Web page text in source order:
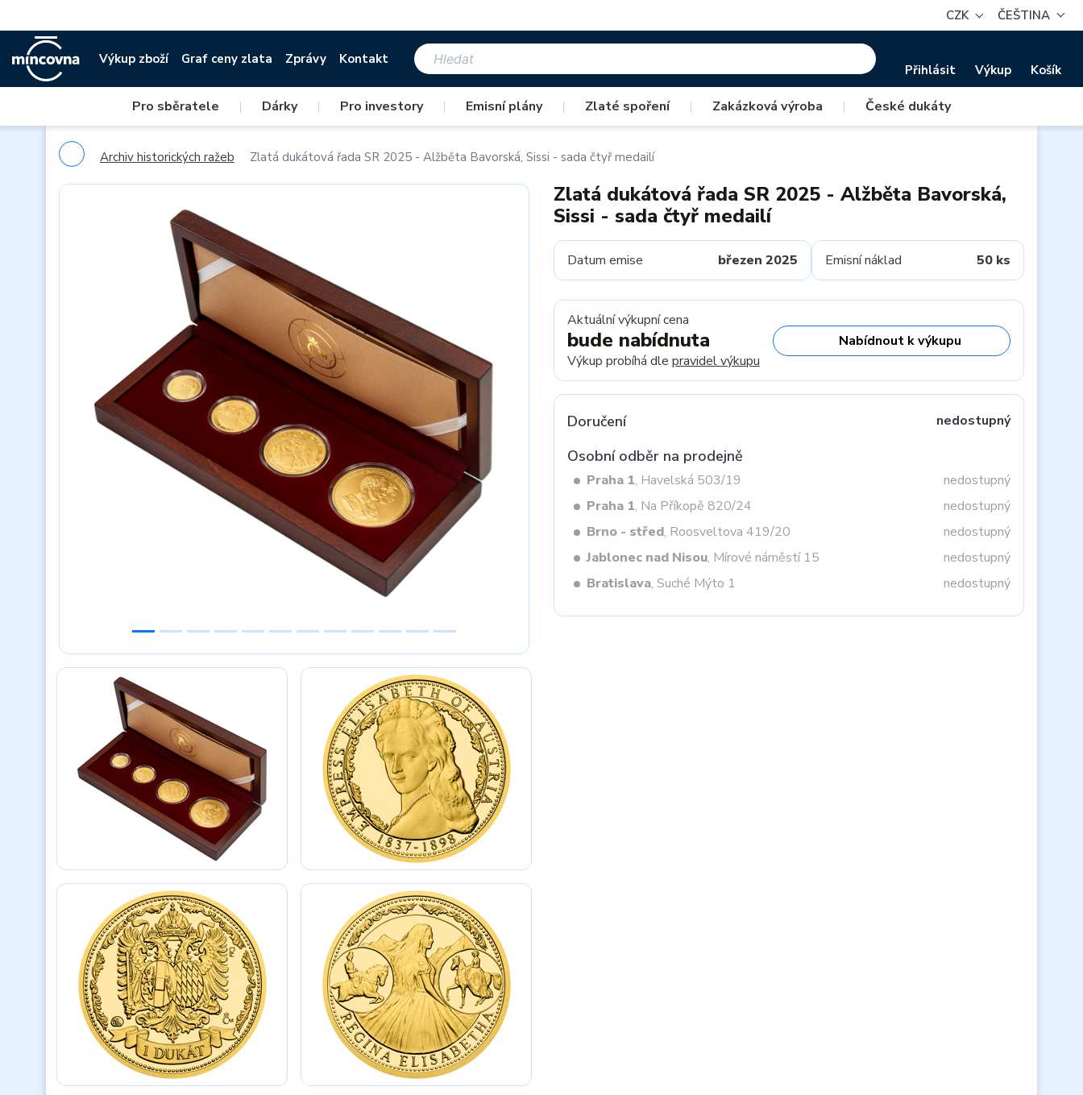
CZK ČEŠTINA
Výkup zboží Graf ceny zlata Zprávy Kontakt
Přihlásit Výkup Košík
Pro sběratele | Dárky | Pro investory | Emisní plány | Zlaté spoření | Zakázková výroba | České dukáty
Archiv historických ražeb Zlatá dukátová řada SR 2025 - Alžběta Bavorská, Sissi - sada čtyř medailí
Previous
Zlatá dukátová řada SR 2025 - Alžběta Bavorská,
Sissi - sada čtyř medailí
Datum emise březen 2025 Emisní náklad 50 ks
Aktuální výkupní cena
bude nabídnuta
Výkup probíhá dle pravidel výkupu
Nabídnout k výkupu
Doručení nedostupný
Osobní odběr na prodejně
Praha 1, Havelská 503/19
nedostupný
Praha 1, Na Příkopě 820/24
nedostupný
Brno - střed, Roosveltova 419/20
nedostupný
Jablonec nad Nisou, Mírové náměstí 15
nedostupný
Bratislava, Suché Mýto 1 nedostupný